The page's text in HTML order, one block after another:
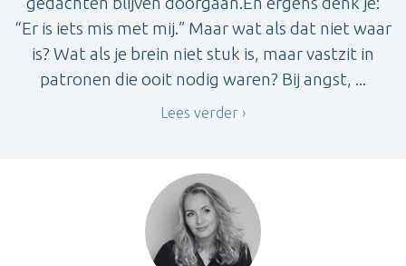
“Er is iets mis met mij.” Maar wat als dat niet waar
is? Wat als je brein niet stuk is, maar vastzit in
patronen die ooit nodig waren? Bij angst, ...
Lees verder